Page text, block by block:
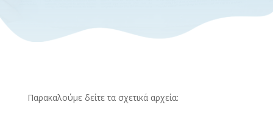
Παρακαλούμε δείτε τα σχετικά αρχεία: